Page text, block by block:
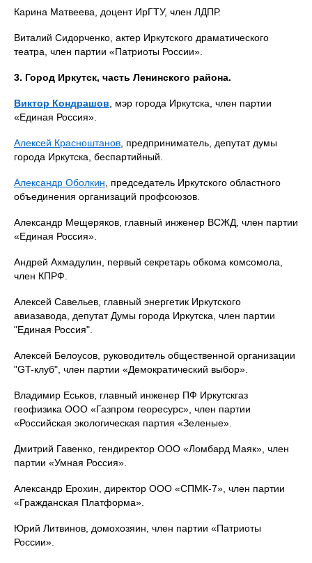
Карина Матвеева, доцент ИрГТУ, член ЛДПР.
Виталий Сидорченко, актер Иркутского драматического
театра, член партии «Патриоты России».
3. Город Иркутск, часть Ленинского района.
Виктор Кондрашов , мэр города Иркутска, член партии
«Единая Россия».
Алексей Красноштанов , предприниматель, депутат думы
города Иркутска, беспартийный.
Александр Оболкин , председатель Иркутского областного
объединения организаций профсоюзов.
Александр Мещеряков, главный инженер ВСЖД, член партии
«Единая Россия».
Андрей Ахмадулин, первый секретарь обкома комсомола,
член КПРФ.
Алексей Савельев, главный энергетик Иркутского
авиазавода, депутат Думы города Иркутска, член партии
"Единая Россия".
Алексей Белоусов, руководитель общественной организации
"GT-клуб", член партии «Демократический выбор».
Владимир Еськов, главный инженер ПФ Иркутскгаз
геофизика ООО «Газпром георесурс», член партии
«Российская экологическая партия «Зеленые».
Дмитрий Гавенко, гендиректор ООО «Ломбард Маяк», член
партии «Умная Россия».
Александр Ерохин, директор ООО «СПМК-7», член партии
«Гражданская Платформа».
Юрий Литвинов, домохозяин, член партии «Патриоты
России».